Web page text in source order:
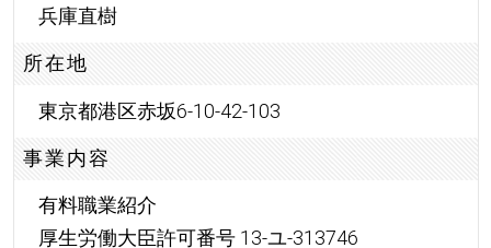
兵庫直樹
所在地
東京都港区赤坂6-10-42-103
事業内容
有料職業紹介
厚生労働大臣許可番号 13-ユ-313746